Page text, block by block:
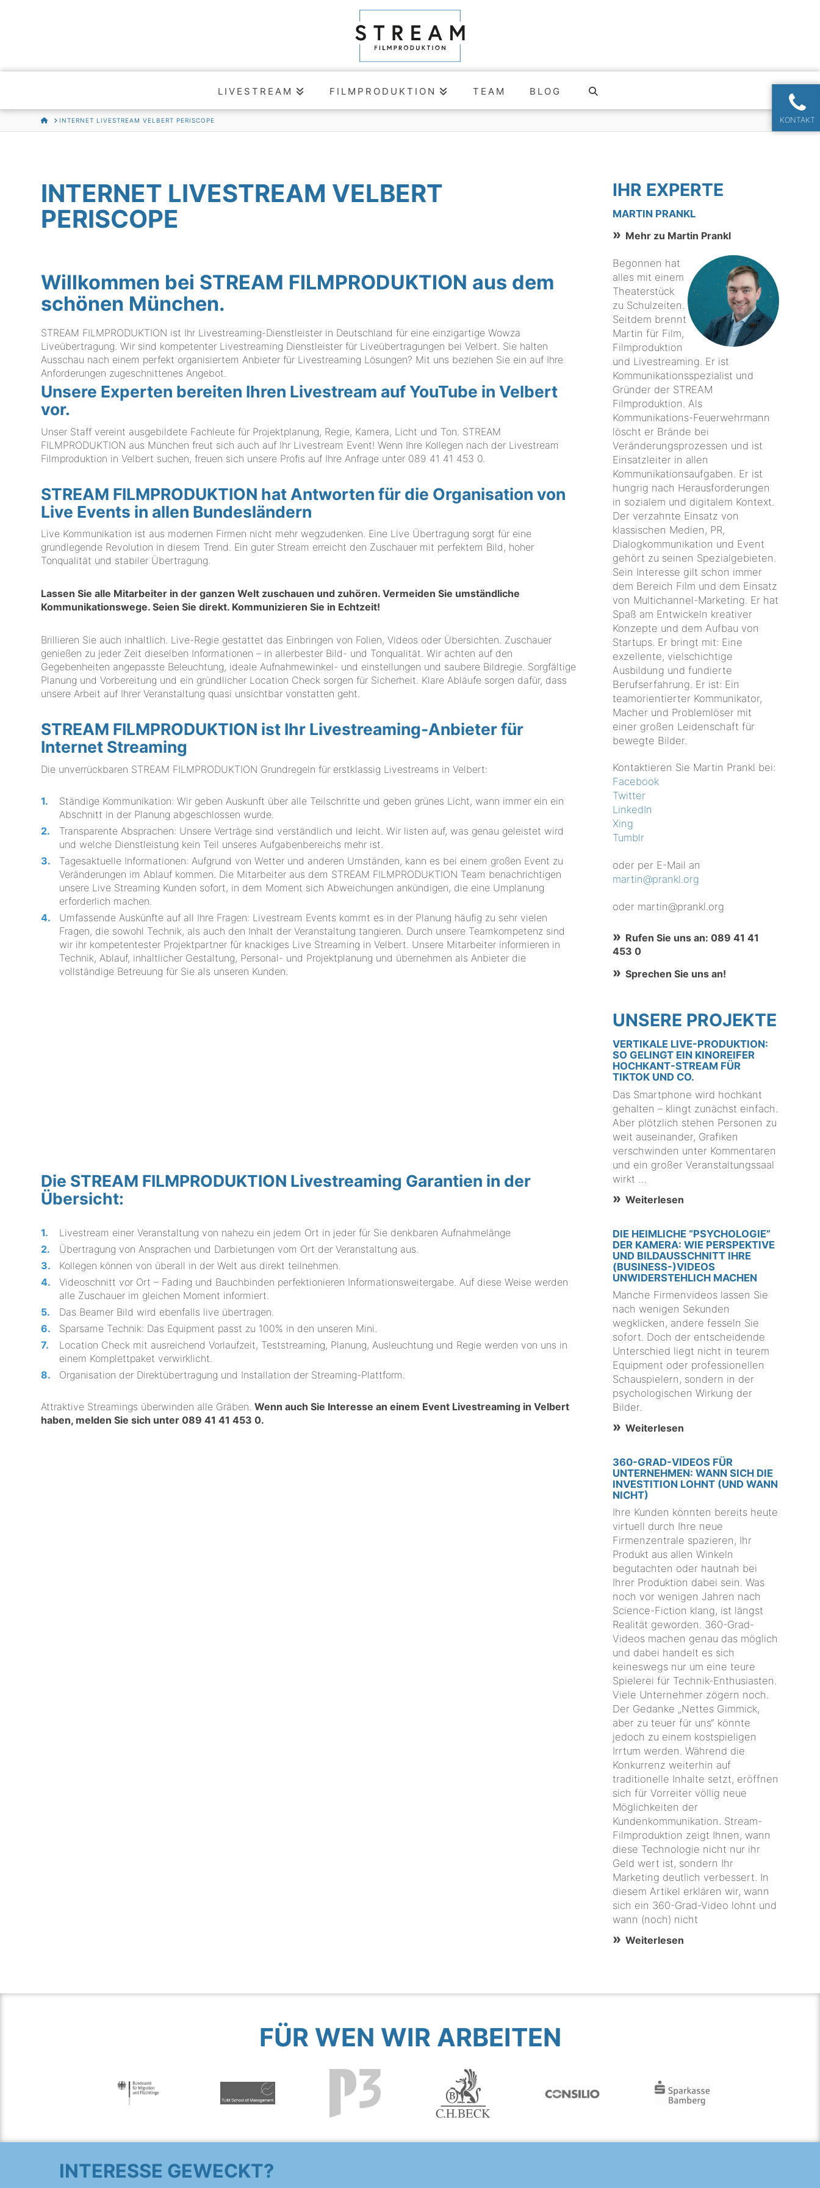
LIVESTREAM FILMPRODUKTION TEAM BLOG
HOMEINTERNET LIVESTREAM VELBERT PERISCOPE KONTAKT
INTERNET LIVESTREAM VELBERT
PERISCOPE
Willkommen bei STREAM FILMPRODUKTION aus dem
schönen München.
STREAM FILMPRODUKTION ist Ihr Livestreaming-Dienstleister in Deutschland für eine einzigartige Wowza
Liveübertragung. Wir sind kompetenter Livestreaming Dienstleister für Liveübertragungen bei Velbert. Sie halten
Ausschau nach einem perfekt organisiertem Anbieter für Livestreaming Lösungen? Mit uns beziehen Sie ein auf Ihre
Anforderungen zugeschnittenes Angebot.
Unsere Experten bereiten Ihren Livestream auf YouTube in Velbert
vor.
Unser Staff vereint ausgebildete Fachleute für Projektplanung, Regie, Kamera, Licht und Ton. STREAM
FILMPRODUKTION aus München freut sich auch auf Ihr Livestream Event! Wenn Ihre Kollegen nach der Livestream
Filmproduktion in Velbert suchen, freuen sich unsere Profis auf Ihre Anfrage unter 089 41 41 453 0
STREAM FILMPRODUKTION hat Antworten für die Organisation von
Live Events in allen Bundesländern
Live Kommunikation ist aus modernen Firmen nicht mehr wegzudenken. Eine Live Übertragung sorgt für eine
grundlegende Revolution in diesem Trend. Ein guter Stream erreicht den Zuschauer mit perfektem Bild, hoher
Tonqualität und stabiler Übertragung.
Lassen Sie alle Mitarbeiter in der ganzen Welt zuschauen und zuhören. Vermeiden Sie umständliche
Kommunikationswege. Seien Sie direkt. Kommunizieren Sie in Echtzeit!
Brillieren Sie auch inhaltlich. Live-Regie gestattet das Einbringen von Folien, Videos oder Übersichten. Zuschauer
genießen zu jeder Zeit dieselben Informationen – in allerbester Bild- und Tonqualität. Wir achten auf den
Gegebenheiten angepasste Beleuchtung, ideale Aufnahmewinkel- und einstellungen und saubere Bildregie. Sorgfältige
Planung und Vorbereitung und ein gründlicher Location Check sorgen für Sicherheit. Klare Abläufe sorgen dafür, dass
unsere Arbeit auf Ihrer Veranstaltung quasi unsichtbar vonstatten geht.
STREAM FILMPRODUKTION ist Ihr Livestreaming-Anbieter für
Internet Streaming
Die unverrückbaren STREAM FILMPRODUKTION Grundregeln für erstklassig Livestreams in Velbert:
Ständige Kommunikation: Wir geben Auskunft über alle Teilschritte und geben grünes Licht, wann immer ein ein
Abschnitt in der Planung abgeschlossen wurde.
Transparente Absprachen: Unsere Verträge sind verständlich und leicht. Wir listen auf, was genau geleistet wird
und welche Dienstleistung kein Teil unseres Aufgabenbereichs mehr ist.
Tagesaktuelle Informationen: Aufgrund von Wetter und anderen Umständen, kann es bei einem großen Event zu
Veränderungen im Ablauf kommen. Die Mitarbeiter aus dem STREAM FILMPRODUKTION Team benachrichtigen
unsere Live Streaming Kunden sofort, in dem Moment sich Abweichungen ankündigen, die eine Umplanung
erforderlich machen.
Umfassende Auskünfte auf all Ihre Fragen: Livestream Events kommt es in der Planung häufig zu sehr vielen
Fragen, die sowohl Technik, als auch den Inhalt der Veranstaltung tangieren. Durch unsere Teamkompetenz sind
wir ihr kompetentester Projektpartner für knackiges Live Streaming in Velbert. Unsere Mitarbeiter informieren in
Technik, Ablauf, inhaltlicher Gestaltung, Personal- und Projektplanung und übernehmen als Anbieter die
vollständige Betreuung für Sie als unseren Kunden.
Die STREAM FILMPRODUKTION Livestreaming Garantien in der
Übersicht:
Livestream einer Veranstaltung von nahezu ein jedem Ort in jeder für Sie denkbaren Aufnahmelänge
Übertragung von Ansprachen und Darbietungen vom Ort der Veranstaltung aus.
Kollegen können von überall in der Welt aus direkt teilnehmen.
Videoschnitt vor Ort – Fading und Bauchbinden perfektionieren Informationsweitergabe. Auf diese Weise werden
alle Zuschauer im gleichen Moment informiert.
Das Beamer Bild wird ebenfalls live übertragen.
Sparsame Technik: Das Equipment passt zu 100% in den unseren Mini.
Location Check mit ausreichend Vorlaufzeit, Teststreaming, Planung, Ausleuchtung und Regie werden von uns in
einem Komplettpaket verwirklicht.
Organisation der Direktübertragung und Installation der Streaming-Plattform.
Attraktive Streamings überwinden alle Gräben.Wenn auch Sie Interesse an einem Event Livestreaming in Velbert
haben, melden Sie sich unter089 41 41 453 0.
IHR EXPERTE
MARTIN PRANKL
Mehr zu Martin Prankl
Begonnen hat
alles mit einem
Theaterstück
zu Schulzeiten.
Seitdem brennt
Martin für Film,
Filmproduktion
und Livestreaming. Er ist
Kommunikationsspezialist und
Gründer der STREAM
Filmproduktion. Als
Kommunikations-Feuerwehrmann
löscht er Brände bei
Veränderungsprozessen und ist
Einsatzleiter in allen
Kommunikationsaufgaben. Er ist
hungrig nach Herausforderungen
in sozialem und digitalem Kontext.
Der verzahnte Einsatz von
klassischen Medien, PR,
Dialogkommunikation und Event
gehört zu seinen Spezialgebieten.
Sein Interesse gilt schon immer
dem Bereich Film und dem Einsatz
von Multichannel-Marketing. Er hat
Spaß am Entwickeln kreativer
Konzepte und dem Aufbau von
Startups. Er bringt mit: Eine
exzellente, vielschichtige
Ausbildung und fundierte
Berufserfahrung. Er ist: Ein
teamorientierter Kommunikator,
Macher und Problemlöser mit
einer großen Leidenschaft für
bewegte Bilder.
Kontaktieren Sie Martin Prankl bei:
Facebook
Twitter
LinkedIn
Xing
Tumblr
oder per E-Mail an
martin@prankl.org
oder martin@prankl.org
Rufen Sie uns an: 089 41 41
453 0
Sprechen Sie uns an!
UNSERE PROJEKTE
VERTIKALE LIVE-PRODUKTION:
SO GELINGT EIN KINOREIFER
HOCHKANT-STREAM FÜR
TIKTOK UND CO.
Das Smartphone wird hochkant
gehalten – klingt zunächst einfach.
Aber plötzlich stehen Personen zu
weit auseinander, Grafiken
verschwinden unter Kommentaren
und ein großer Veranstaltungssaal
wirkt …
Weiterlesen
DIE HEIMLICHE “PSYCHOLOGIE”
DER KAMERA: WIE PERSPEKTIVE
UND BILDAUSSCHNITT IHRE
(BUSINESS-)VIDEOS
UNWIDERSTEHLICH MACHEN
Manche Firmenvideos lassen Sie
nach wenigen Sekunden
wegklicken, andere fesseln Sie
sofort. Doch der entscheidende
Unterschied liegt nicht in teurem
Equipment oder professionellen
Schauspielern, sondern in der
psychologischen Wirkung der
Bilder.
Weiterlesen
360-GRAD-VIDEOS FÜR
UNTERNEHMEN: WANN SICH DIE
INVESTITION LOHNT (UND WANN
NICHT)
Ihre Kunden könnten bereits heute
virtuell durch Ihre neue
Firmenzentrale spazieren, Ihr
Produkt aus allen Winkeln
begutachten oder hautnah bei
Ihrer Produktion dabei sein. Was
noch vor wenigen Jahren nach
Science-Fiction klang, ist längst
Realität geworden. 360-Grad-
Videos machen genau das möglich
und dabei handelt es sich
keineswegs nur um eine teure
Spielerei für Technik-Enthusiasten.
Viele Unternehmer zögern noch.
Der Gedanke „Nettes Gimmick,
aber zu teuer für uns“ könnte
jedoch zu einem kostspieligen
Irrtum werden. Während die
Konkurrenz weiterhin auf
traditionelle Inhalte setzt, eröffnen
sich für Vorreiter völlig neue
Möglichkeiten der
Kundenkommunikation. Stream-
Filmproduktion zeigt Ihnen, wann
diese Technologie nicht nur ihr
Geld wert ist, sondern Ihr
Marketing deutlich verbessert. In
diesem Artikel erklären wir, wann
sich ein 360-Grad-Video lohnt und
wann (noch) nicht
Weiterlesen
FÜR WEN WIR ARBEITEN
INTERESSE GEWECKT?